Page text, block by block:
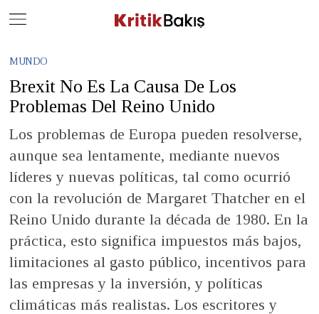
MUNDO
Brexit No Es La Causa De Los
Problemas Del Reino Unido
Los problemas de Europa pueden resolverse,
aunque sea lentamente, mediante nuevos
líderes y nuevas políticas, tal como ocurrió
con la revolución de Margaret Thatcher en el
Reino Unido durante la década de 1980. En la
práctica, esto significa impuestos más bajos,
limitaciones al gasto público, incentivos para
las empresas y la inversión, y políticas
climáticas más realistas. Los escritores y